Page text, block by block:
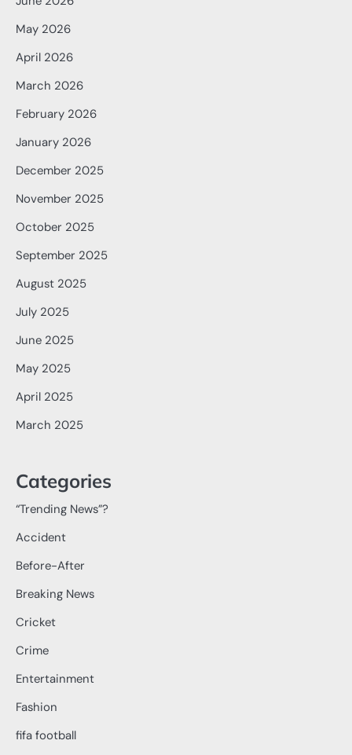
May 2026
April 2026
March 2026
February 2026
January 2026
December 2025
November 2025
October 2025
September 2025
August 2025
July 2025
June 2025
May 2025
April 2025
March 2025
Categories
“Trending News”?
Accident
Before-After
Breaking News
Cricket
Crime
Entertainment
Fashion
fifa football